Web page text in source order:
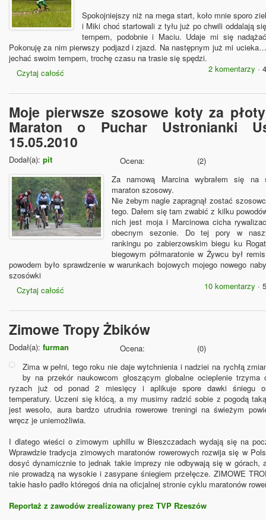
Spokojniejszy niż na mega start, koło mnie sporo
i Miki choć startowali z tyłu już po chwili oddalają
tempem, podobnie i Maciu. Udaje mi się
Pokonuję za nim pierwszy podjazd i zjazd. Na następnym już mi
jechać swoim tempem, trochę czasu na trasie się spędzi.
Czytaj całość
2 komentarzy ·
Moje pierwsze szosowe koty za
Maraton o Puchar Ustronianki
15.05.2010
Dodał(a): pit Ocena: (2)
Za namową Marcina wybrałem się na
maraton szosowy.
Nie żebym nagle zapragnął zostać
tego. Dałem się tam zwabić z kilku
nich jest moja i Marcinowa cicha
obecnym sezonie. Do tej pory w
rankingu po zabierzowskim biegu ku
biegowym półmaratonie w Żywcu był
powodem było sprawdzenie w warunkach bojowych mojego nowego
szosówki
Czytaj całość
10 komentarzy ·
Zimowe Tropy Żbików
Dodał(a): furman Ocena: (0)
Zima w pełni, tego roku nie daje wytchnienia i nadziei na rychłą
by na przekór naukowcom głoszącym globalne ocieplenie trzyma
ryzach już od ponad 2 miesięcy i aplikuje spore dawki śniegu
temperatury. Uczeni się kłócą, a my musimy radzić sobie z pogodą
jest wesoło, aura bardzo utrudnia rowerowe treningi na świeżym
wręcz je uniemożliwia.
I dlatego wieści o zimowym uphillu w Bieszczadach wydają się na
Wprawdzie tradycja zimowych maratonów rowerowych rozwija się w
dosyć dynamicznie to jednak takie imprezy nie odbywają się w górach,
nie prowadzą na wysokie i zasypane śniegiem przełęcze. ZIMOWE
takie hasło padło któregoś dnia na oficjalnej stronie cyklu maratonów
Reportaż z zawodów zrealizowany prez TVP Rzeszów